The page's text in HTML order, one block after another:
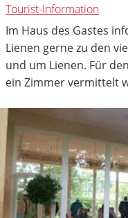
Tourist-Information
Im Haus des Gastes
Lienen gerne zu den
und um Lienen. Für
ein Zimmer vermittelt